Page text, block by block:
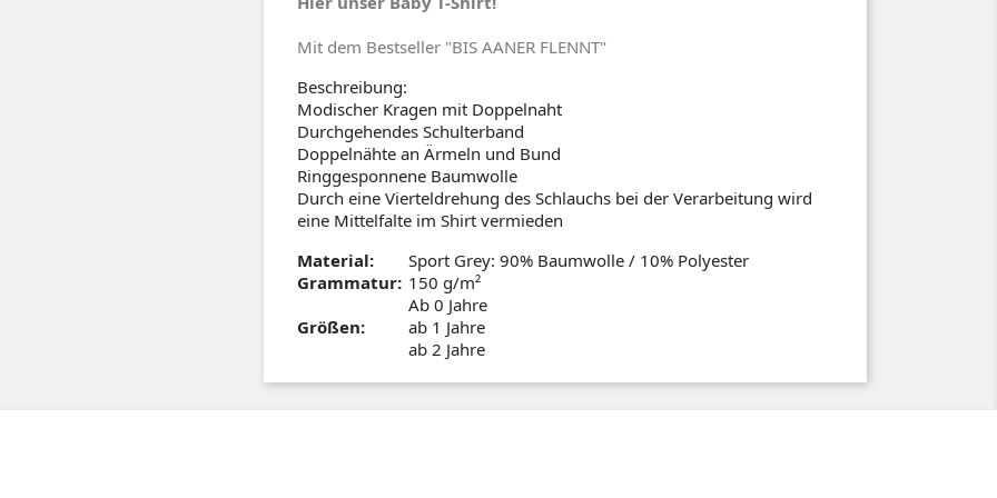
Mit dem Bestseller "BIS AANER FLENNT"
Beschreibung:
Modischer Kragen mit Doppelnaht
Durchgehendes Schulterband
Doppelnähte an Ärmeln und Bund
Ringgesponnene Baumwolle
Durch eine Vierteldrehung des Schlauchs bei der Verarbeitung wird
eine Mittelfalte im Shirt vermieden
Material:
Sport Grey: 90% Baumwolle / 10% Polyester
Grammatur: 150 g/m²
Größen:
Ab 0 Jahre
ab 1 Jahre
ab 2 Jahre